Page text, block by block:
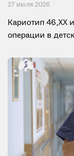
27 июля 2026
Кариотип 46,XX
операции в